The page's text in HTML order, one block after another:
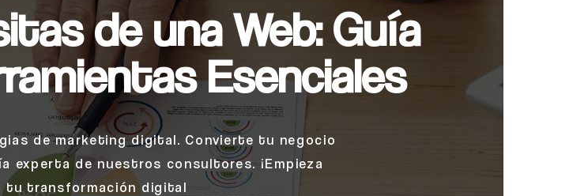
de una Web: Guía
Esenciales
de marketing digital. Convierte tu negocio
experta de nuestros consultores. ¡Empieza
tu transformación digital